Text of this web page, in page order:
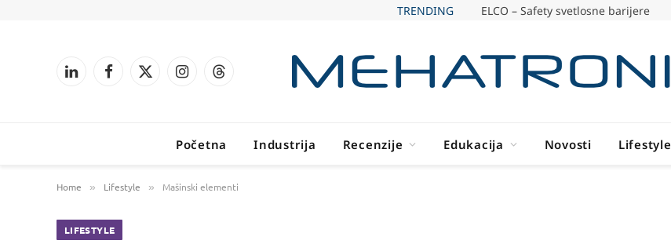
TRENDING ELCO – Safety svetlosne barijere
LinkedInFacebook
X
InstagramThreads
Početna Industrija Recenzije Edukacija Novosti Lifestyle
Home » Lifestyle » Mašinski elementi
LIFESTYLE